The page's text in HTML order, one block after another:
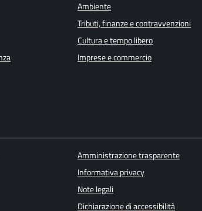
Ambiente
Tributi, finanze e contravvenzioni
Cultura e tempo libero
Imprese e commercio
Amministrazione trasparente
Informativa privacy
Note legali
Dichiarazione di accessibilità